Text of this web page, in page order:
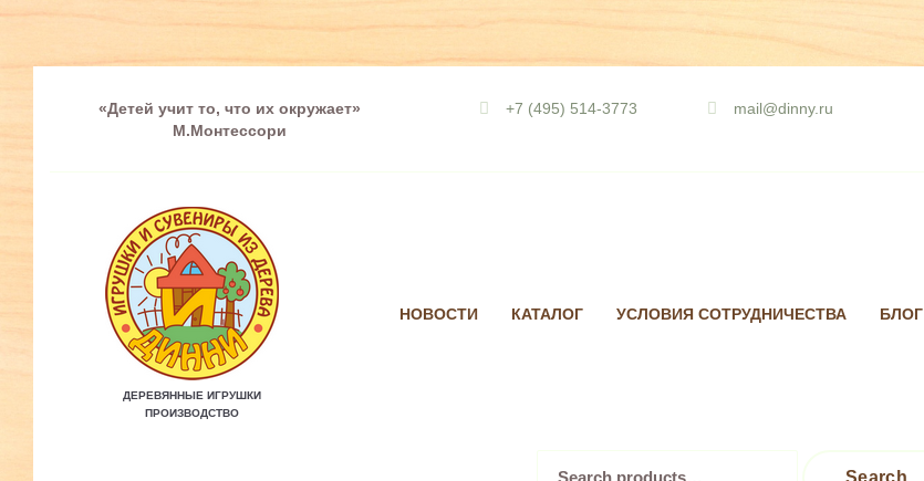
to
«Детей учит то, что их окружает»
М.Монтессори
+7 (495) 514-3773 mail@dinny.ru
ДЕРЕВЯННЫЕ ИГРУШКИ
ПРОИЗВОДСТВО
НОВОСТИ КАТАЛОГ УСЛОВИЯ СОТРУДНИЧЕСТВА БЛОГ
Search